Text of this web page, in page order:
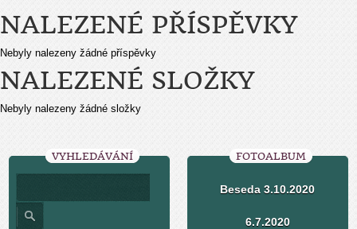
NALEZENÉ PŘÍSPĚVKY
Nebyly nalezeny žádné příspěvky
NALEZENÉ SLOŽKY
Nebyly nalezeny žádné složky
VYHLEDÁVÁNÍ FOTOALBUM
Beseda 3.10.2020
6.7.2020